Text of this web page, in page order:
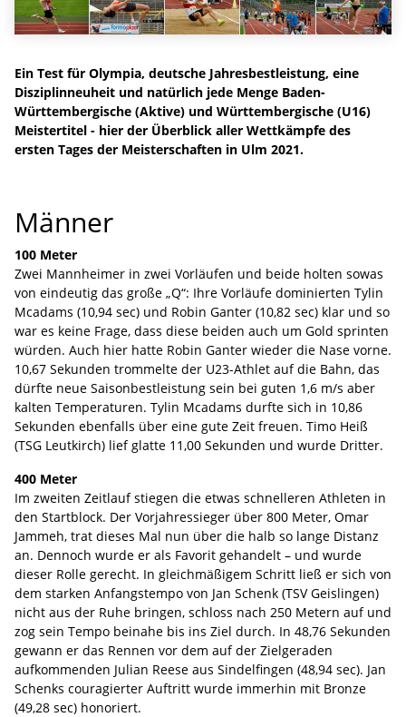
Ein Test für Olympia, deutsche Jahresbestleistung, eine
Disziplinneuheit und natürlich jede Menge Baden-
Württembergische (Aktive) und Württembergische (U16)
Meistertitel - hier der Überblick aller Wettkämpfe des
ersten Tages der Meisterschaften in Ulm 2021.
Männer
100 Meter
Zwei Mannheimer in zwei Vorläufen und beide holten sowas
von eindeutig das große „Q“: Ihre Vorläufe dominierten Tylin
Mcadams (10,94 sec) und Robin Ganter (10,82 sec) klar und so
war es keine Frage, dass diese beiden auch um Gold sprinten
würden. Auch hier hatte Robin Ganter wieder die Nase vorne.
10,67 Sekunden trommelte der U23-Athlet auf die Bahn, das
dürfte neue Saisonbestleistung sein bei guten 1,6 m/s aber
kalten Temperaturen. Tylin Mcadams durfte sich in 10,86
Sekunden ebenfalls über eine gute Zeit freuen. Timo Heiß
(TSG Leutkirch) lief glatte 11,00 Sekunden und wurde Dritter.
400 Meter
Im zweiten Zeitlauf stiegen die etwas schnelleren Athleten in
den Startblock. Der Vorjahressieger über 800 Meter, Omar
Jammeh, trat dieses Mal nun über die halb so lange Distanz
an. Dennoch wurde er als Favorit gehandelt – und wurde
dieser Rolle gerecht. In gleichmäßigem Schritt ließ er sich von
dem starken Anfangstempo von Jan Schenk (TSV Geislingen)
nicht aus der Ruhe bringen, schloss nach 250 Metern auf und
zog sein Tempo beinahe bis ins Ziel durch. In 48,76 Sekunden
gewann er das Rennen vor dem auf der Zielgeraden
aufkommenden Julian Reese aus Sindelfingen (48,94 sec). Jan
Schenks couragierter Auftritt wurde immerhin mit Bronze
(49,28 sec) honoriert.